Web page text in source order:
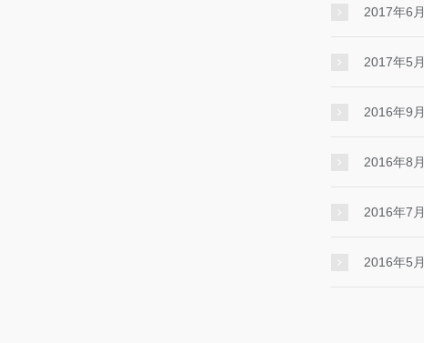
2017年6月
2017年5月
2016年9月
2016年8月
2016年7月
2016年5月